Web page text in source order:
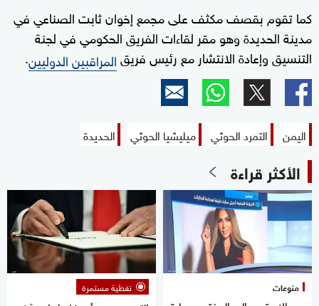
كما تقوم بقصف مكثف على مجمع إخوان ثابت الصناعي في
مدينة الحديدة وهو مقر لقاءات الفريق الحكومي في لجنة
التنسيق وإعادة الانتشار مع رئيس فريقالمراقبين الدوليين.
اليمن التمرد الحوثي ميليشيا الحوثي الحديدة
الأكثر قراءة
منوعات تغطية مستمرة